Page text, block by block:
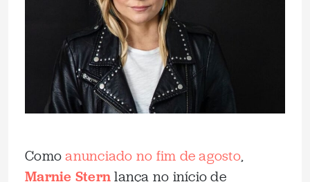
Comoanunciado no fim de agosto,
Marnie Stern lança no início de